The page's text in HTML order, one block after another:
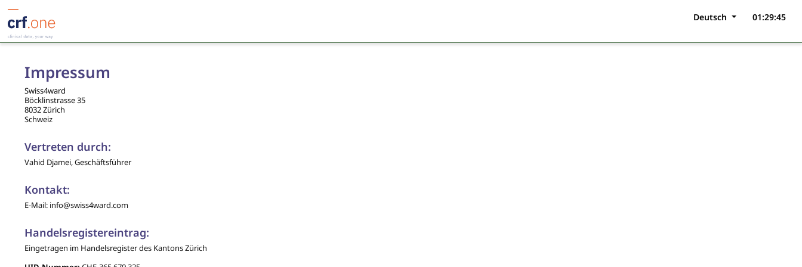
Deutsch 01:29:45
Impressum
Swiss4ward
Böcklinstrasse 35
8032 Zürich
Schweiz
Vertreten durch:
Vahid Djamei, Geschäftsführer
Kontakt:
E-Mail: info@swiss4ward.com
Handelsregistereintrag:
Eingetragen im Handelsregister des Kantons Zürich